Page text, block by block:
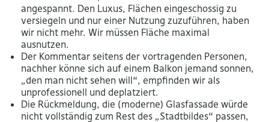
angespannt. Den Luxus, Flächen eingeschossig zu
versiegeln und nur einer Nutzung zuzuführen, haben
wir nicht mehr. Wir müssen Fläche maximal
ausnutzen.
Der Kommentar seitens der vortragenden Personen,
nachher könne sich auf einem Balkon jemand sonnen,
„den man nicht sehen will“, empfinden wir als
unprofessionell und deplatziert.
Die Rückmeldung, die (moderne) Glasfassade würde
nicht vollständig zum Rest des „Stadtbildes“ passen,